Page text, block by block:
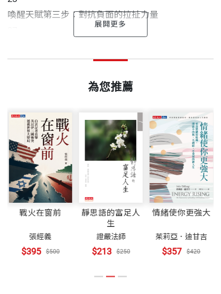
喚醒天賦第三步：對抗負面的拉扯力量
33
【我所知道的王廣亞】樹立技職教育的典範受訪者／
吳清基(台北市副市長)
第二章勇於立志活出價值
53
勇於立志關鍵一：不自我設限
勇於立志關鍵二：勤儉樸實、自立更生
12年前，正中書局董事長石永貴先生提議要以訪談的
是運氣好、抓住時機創辦了幾所學校而已，其餘事功
乏善可陳，不宜、也不可立傳。經不起石董事長一再
勸進，乃同意以敘述本人「興學」過程為該書之主要
內容。1996年9月，由資深新聞工作者張麗君女士執
筆，當年12月出版，書名為《屋頂上的巨人－王廣亞
興學記》。對於書名冠以「巨人」，我認為應改為
《屋頂上的校長》比較貼切；還有副題中的「興
學」，我原本也想改為「辦學」的。因為「興學」是
拿出一大筆錢把學校蓋起來後，就交由教育專業人員
來經營，而我則是「捐資辦學」，自籌經費且親自站
在教育崗位上從事教育工作。在育達草創之初，只有
一九四七年，王校長隻身來台，當時二十六歲，進入
告，從此改變他一生的命運，在人生地不熟、沒有人
支持的狀況下決定籌設商業會計補習學校，他相信對
提昇公務機關人員素質及促進國家經濟發展應該會有
很大的助益，他的高瞻遠矚讓他成為技職教育的先
趨，先後創辦了台北育達高職、桃園育達商職、點點
幼稚園及育達科技大學等四所學校，從幼稚園、中學
到大學，從一無所有到全國最大的教育王國，歷屆畢
業生二十幾萬人遍居世界各地，對過去台灣幾十年經
濟的快速發展扮演著舉足輕重的角色。他發現一個國
家之落後，與其說是經濟落後，不如說是教育落後，
他也認為只有教育才能培育人才、有人才才能建設現
二二年生，畢業於日本亞細亞大學經濟系，並先後獲
九四七年來台時，學歷僅高中肄業，任職於審計部，
一九四九年以五百元創辦育達商業補習學校，旋及全
心投身教育事業，至今辦學達六十載，從幼稚園到大
學，共計辦成十所學校，創設地點包括：台灣的臺
北、桃園、苗栗，大陸的河南省、內蒙古與泰國清邁
等地，有辦學達人美譽。
楊麗玲 採訪整理
中國文化大學美術系畢，畢業後便一直從事插畫工
作。作品風格誇張、幽默又詼諧，出版過近百本創作
《想不到妖怪鎮》等書。
出版日期 2009/07/31
出版社 天下文化
裝幀
15x21cm
為您推薦
戰火在窗前
張經義
$395 $500
靜思語的富足人
生
證嚴法師
$213 $250
情緒使你更強大
茱莉亞．迪甘吉
$357 $420